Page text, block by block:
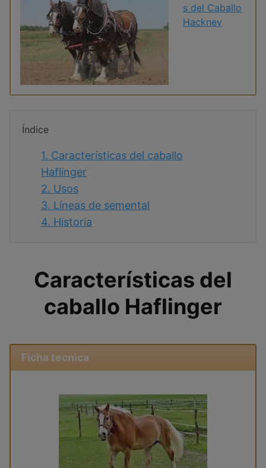
s del Caballo
Hackney
Índice
1. Características del caballo
Haflinger
2. Usos
3. Líneas de semental
4. Historia
Características del
caballo Haflinger
Ficha tecnica